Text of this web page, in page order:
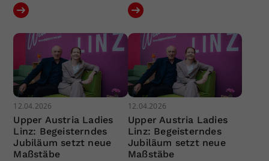
12.04.2026
Upper Austria Ladies
Linz: Begeisterndes
Jubiläum setzt neue
Maßstäbe
12.04.2026
Upper Austria Ladies
Linz: Begeisterndes
Jubiläum setzt neue
Maßstäbe